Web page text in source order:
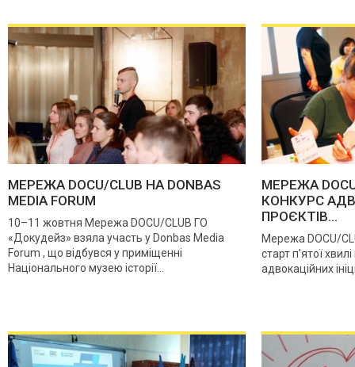
МЕРЕЖА DOCU/CLUB НА DONBAS
MEDIA FORUM
10–11 жовтня Мережа DOCU/CLUB ГО
«Докудейз» взяла участь у Donbas Media
Forum , що відбувся у приміщенні
Національного музею історії...
МЕРЕЖА
КОНКУРС
ПРОЄКТІВ...
Мережа DOCU/
старт п’ятої
адвокаційних